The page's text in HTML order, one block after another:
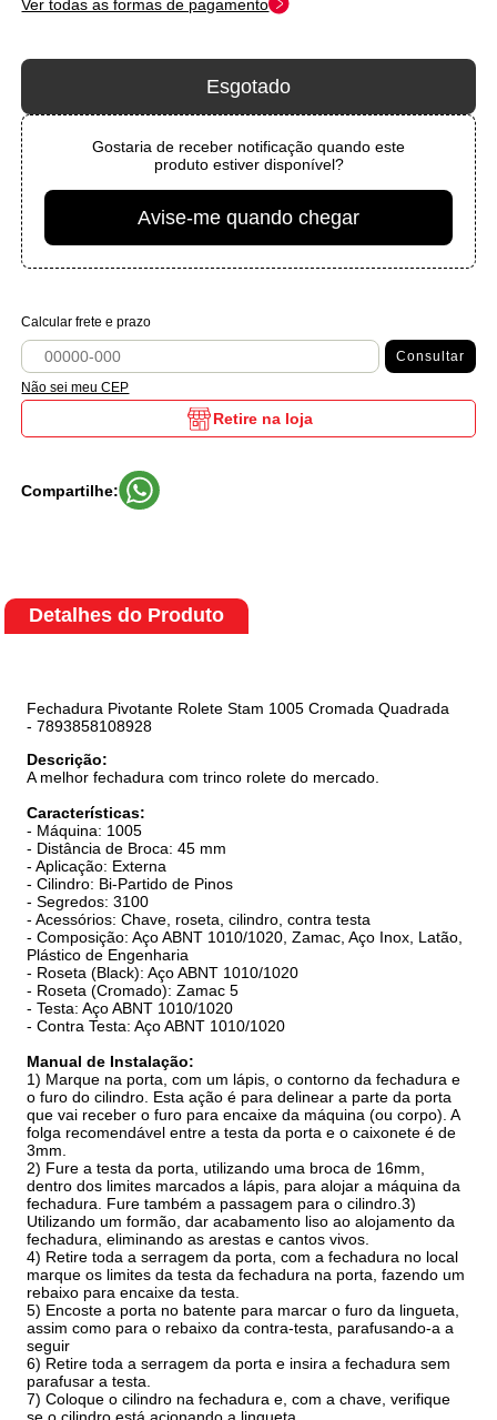
Ver todas as formas de pagamento
Esgotado
Gostaria de receber notificação quando este
produto estiver disponível?
Avise-me quando chegar
Calcular frete e prazo
Consultar
Não sei meu CEP
Retire na loja
Compartilhe:
Detalhes do Produto
Fechadura Pivotante Rolete Stam 1005 Cromada Quadrada
- 7893858108928
Descrição:
A melhor fechadura com trinco rolete do mercado.
Características:
- Máquina: 1005
- Distância de Broca: 45 mm
- Aplicação: Externa
- Cilindro: Bi-Partido de Pinos
- Segredos: 3100
- Acessórios: Chave, roseta, cilindro, contra testa
- Composição: Aço ABNT 1010/1020, Zamac, Aço Inox, Latão,
Plástico de Engenharia
- Roseta (Black): Aço ABNT 1010/1020
- Roseta (Cromado): Zamac 5
- Testa: Aço ABNT 1010/1020
- Contra Testa: Aço ABNT 1010/1020
Manual de Instalação:
1) Marque na porta, com um lápis, o contorno da fechadura e
o furo do cilindro. Esta ação é para delinear a parte da porta
que vai receber o furo para encaixe da máquina (ou corpo). A
folga recomendável entre a testa da porta e o caixonete é de
3mm.
2) Fure a testa da porta, utilizando uma broca de 16mm,
dentro dos limites marcados a lápis, para alojar a máquina da
fechadura. Fure também a passagem para o cilindro.3)
Utilizando um formão, dar acabamento liso ao alojamento da
fechadura, eliminando as arestas e cantos vivos.
4) Retire toda a serragem da porta, com a fechadura no local
marque os limites da testa da fechadura na porta, fazendo um
rebaixo para encaixe da testa.
5) Encoste a porta no batente para marcar o furo da lingueta,
assim como para o rebaixo da contra-testa, parafusando-a a
seguir
6) Retire toda a serragem da porta e insira a fechadura sem
parafusar a testa.
7) Coloque o cilindro na fechadura e, com a chave, verifique